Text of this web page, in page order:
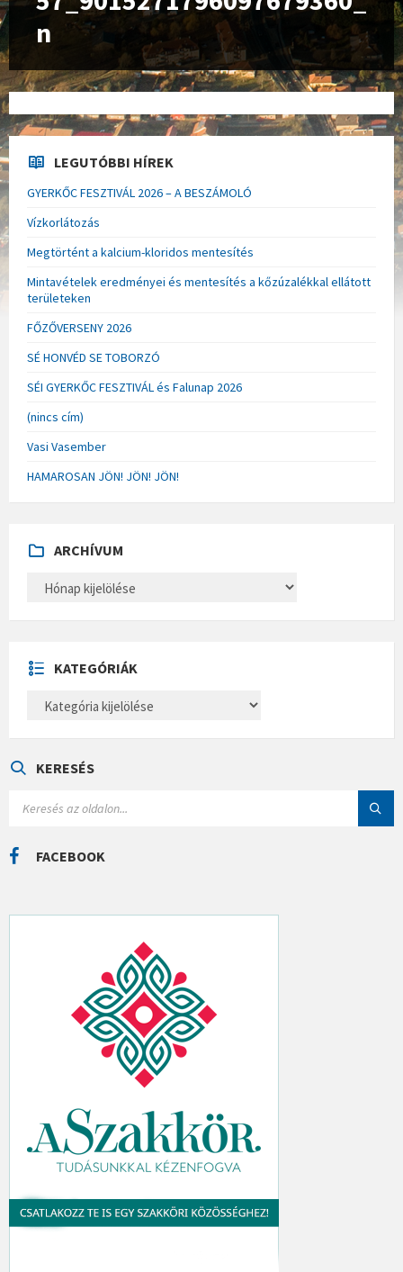
n
LEGUTÓBBI HÍREK
GYERKŐC FESZTIVÁL 2026 – A BESZÁMOLÓ
Vízkorlátozás
Megtörtént a kalcium-kloridos mentesítés
Mintavételek eredményei és mentesítés a kőzúzalékkal ellátott
területeken
FŐZŐVERSENY 2026
SÉ HONVÉD SE TOBORZÓ
SÉI GYERKŐC FESZTIVÁL és Falunap 2026
(nincs cím)
Vasi Vasember
HAMAROSAN JÖN! JÖN! JÖN!
ARCHÍVUM
H
U
M
KATEGÓRIÁK
E
Á
KERESÉS
C
H
FACEBOOK